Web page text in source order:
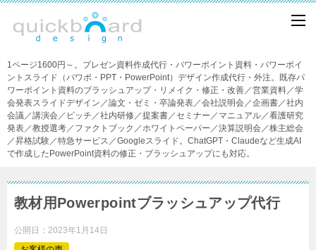
1ページ1600円～。プレゼン資料作成代行・パワーポイント資料・パワーポイ
ントスライド（パワポ・PPT・PowerPoint）デザイン作成代行・外注。既存パ
ワーポイント資料のブラッシュアップ・リメイク・修正・改善／営業資料／学
会発表スライドデザイン／論文・ゼミ・卒論発表／会社説明会／企画書／社内
会議／講演会／ピッチ／社内研修／提案書／セミナー／マニュアル／看護研究
発表／教授選考／ファクトブック／ホワイトペーパー／決算説明会／株主総会
／昇格試験／特急サービス／Googleスライド。ChatGPT・Claudeなど生成AI
で作成したPowerPoint資料の修正・ブラッシュアップにも対応。
教材用Powerpointブラッシュアップ代行
公開日： 2023年1月14日